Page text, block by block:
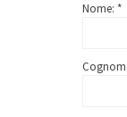
Nome: *